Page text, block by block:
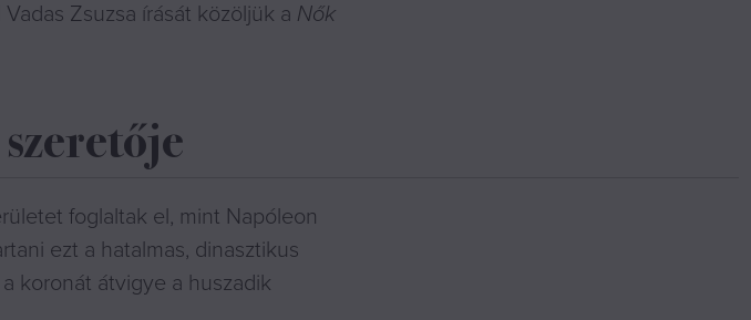
Zsuzsa írását közöljük a Nők
foglaltak el, mint Napóleon
ezt a hatalmas, dinasztikus
koronát átvigye a huszadik